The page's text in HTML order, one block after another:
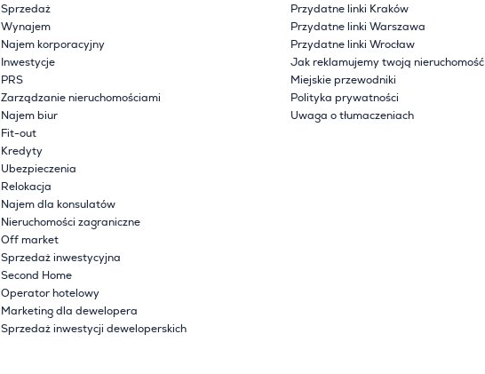
Sprzedaż
Wynajem
Najem korporacyjny
Inwestycje
PRS
Zarządzanie nieruchomościami
Najem biur
Fit-out
Kredyty
Ubezpieczenia
Relokacja
Najem dla konsulatów
Nieruchomości zagraniczne
Off market
Sprzedaż inwestycyjna
Second Home
Operator hotelowy
Marketing dla dewelopera
Sprzedaż inwestycji deweloperskich
Przydatne linki Kraków
Przydatne linki Warszawa
Przydatne linki Wrocław
Jak reklamujemy twoją nieruchomość
Miejskie przewodniki
Polityka prywatności
Uwaga o tłumaczeniach